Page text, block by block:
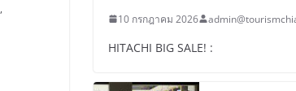
,
10 กรกฎาคม 2026
HITACHI BIG SALE! :